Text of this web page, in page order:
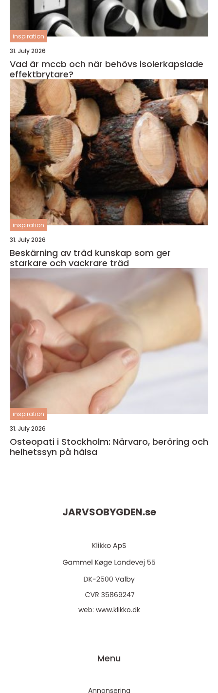
inspiration
31. July 2026
Vad är mccb och när behövs isolerkapslade
effektbrytare?
inspiration
31. July 2026
Beskärning av träd kunskap som ger
starkare och vackrare träd
inspiration
31. July 2026
Osteopati i Stockholm: Närvaro, beröring och
helhetssyn på hälsa
JARVSOBYGDEN.se
web: www.klikko.dk
Menu
Annonsering